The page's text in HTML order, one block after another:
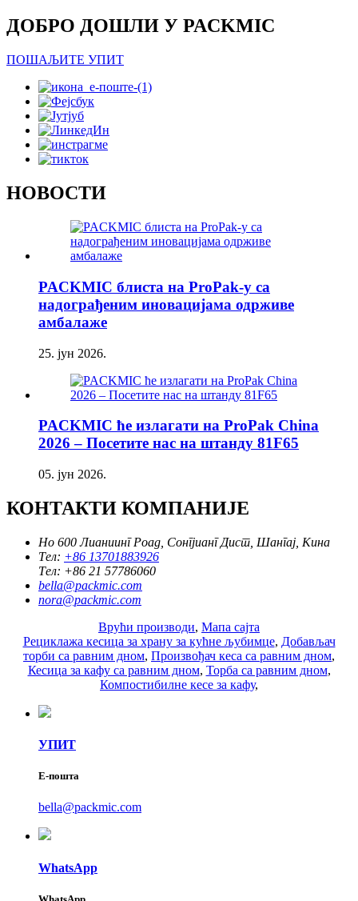
ДОБРО ДОШЛИ У PACKMIC
ПОШАЉИТЕ УПИТ
НОВОСТИ
PACKMIC блиста на ProPak-у са
надограђеним иновацијама одрживе
амбалаже
25. јун 2026.
PACKMIC ће излагати на ProPak China
2026 – Посетите нас на штанду 81F65
05. јун 2026.
КОНТАКТИ КОМПАНИЈЕ
Но 600 Лианиинг Роад, Сонгјианг Дист, Шангај, Кина
Тел: +86 13701883926
Тел: +86 21 57786060
bella@packmic.com
nora@packmic.com
Врући производи, Мапа сајта
Рециклажа кесица за храну за кућне љубимце, Добављач
торби са равним дном, Произвођач кеса са равним дном,
Кесица за кафу са равним дном, Торба са равним дном,
Компостибилне кесе за кафу,
УПИТ
Е-пошта
bella@packmic.com
WhatsApp